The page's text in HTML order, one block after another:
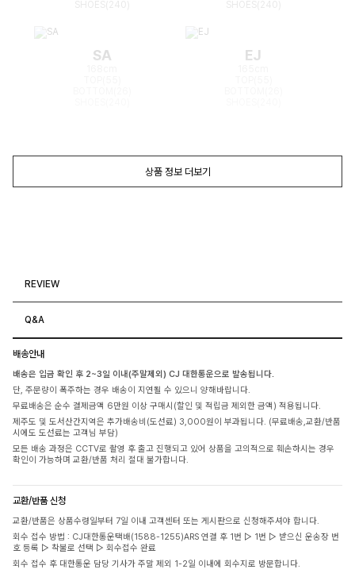
SA EJ
상품 정보 더보기
REVIEW
Q&A
배송안내
배송은 입금 확인 후 2~3일 이내(주말제외) CJ 대한통운으로 발송됩니다.
단, 주문량이 폭주하는 경우 배송이 지연될 수 있으니 양해바랍니다.
무료배송은 순수 결제금액 6만원 이상 구매시(할인 및 적립금 제외한 금액) 적용됩니다.
제주도 및 도서산간지역은 추가배송비(도선료) 3,000원이 부과됩니다. (무료배송,교환/반품
시에도 도선료는 고객님 부담)
모든 배송 과정은 CCTV로 촬영 후 출고 진행되고 있어 상품을 고의적으로 훼손하시는 경우
확인이 가능하며 교환/반품 처리 절대 불가합니다.
교환/반품 신청
교환/반품은 상품수령일부터 7일 이내 고객센터 또는 게시판으로 신청해주셔야 합니다.
회수 접수 방법 : CJ대한통운택배(1588-1255)ARS 연결 후 1번 ▷ 1번 ▷ 받으신 운송장 번
호 등록 ▷ 착불로 선택 ▷ 회수접수 완료
회수 접수 후 대한통운 담당 기사가 주말 제외 1-2일 이내에 회수지로 방문합니다.